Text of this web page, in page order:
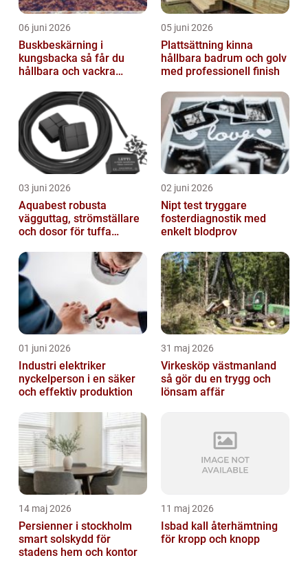
06 juni 2026
Buskbeskärning i
kungsbacka så får du
hållbara och vackra
05 juni 2026
Plattsättning kinna
hållbara badrum och golv
med professionell finish
03 juni 2026
Aquabest robusta
vägguttag, strömställare
och dosor för tuffa
02 juni 2026
Nipt test tryggare
fosterdiagnostik med
enkelt blodprov
01 juni 2026
Industri elektriker
nyckelperson i en säker
och effektiv produktion
31 maj 2026
Virkesköp västmanland
så gör du en trygg och
lönsam affär
14 maj 2026
Persienner i stockholm
smart solskydd för
stadens hem och kontor
11 maj 2026
Isbad kall återhämtning
för kropp och knopp